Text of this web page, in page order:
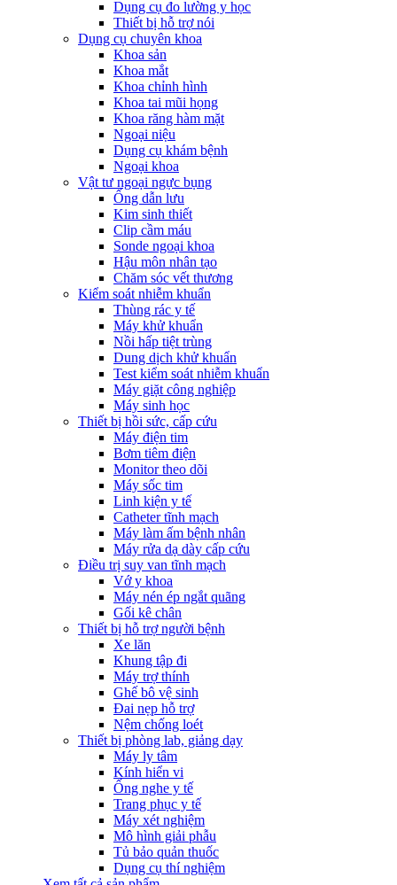
Dụng cụ đo lường y học
Thiết bị hỗ trợ nói
Dụng cụ chuyên khoa
Khoa sản
Khoa mắt
Khoa chỉnh hình
Khoa tai mũi họng
Khoa răng hàm mặt
Ngoại niệu
Dụng cụ khám bệnh
Ngoại khoa
Vật tư ngoại ngực bụng
Ống dẫn lưu
Kim sinh thiết
Clip cầm máu
Sonde ngoại khoa
Hậu môn nhân tạo
Chăm sóc vết thương
Kiểm soát nhiễm khuẩn
Thùng rác y tế
Máy khử khuẩn
Nồi hấp tiệt trùng
Dung dịch khử khuẩn
Test kiểm soát nhiễm khuẩn
Máy giặt công nghiệp
Máy sinh học
Thiết bị hồi sức, cấp cứu
Máy điện tim
Bơm tiêm điện
Monitor theo dõi
Máy sốc tim
Linh kiện y tế
Catheter tĩnh mạch
Máy làm ấm bệnh nhân
Máy rửa dạ dày cấp cứu
Điều trị suy van tĩnh mạch
Vớ y khoa
Máy nén ép ngắt quãng
Gối kê chân
Thiết bị hỗ trợ người bệnh
Xe lăn
Khung tập đi
Máy trợ thính
Ghế bô vệ sinh
Đai nẹp hỗ trợ
Nệm chống loét
Thiết bị phòng lab, giảng dạy
Máy ly tâm
Kính hiển vi
Ống nghe y tế
Trang phục y tế
Máy xét nghiệm
Mô hình giải phẫu
Tủ bảo quản thuốc
Dụng cụ thí nghiệm